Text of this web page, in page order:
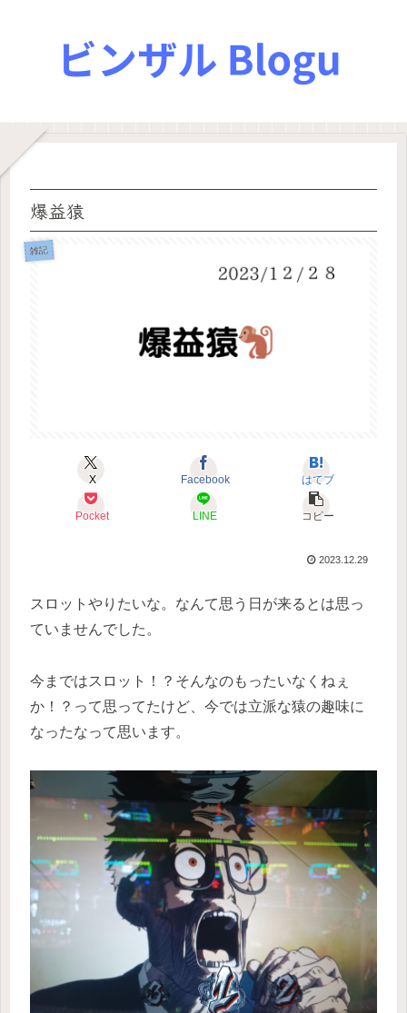
爆益猿
雑記
X Facebook はてブ
Pocket LINE コピー
2023.12.29
スロットやりたいな。なんて思う日が来るとは思っ
ていませんでした。
今まではスロット！？そんなのもったいなくねぇ
か！？って思ってたけど、今では立派な猿の趣味に
なったなって思います。